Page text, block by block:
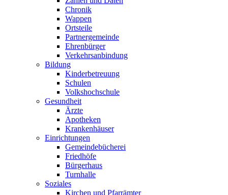
Chronik
Wappen
Ortsteile
Partnergemeinde
Ehrenbürger
Verkehrsanbindung
Bildung
Kinderbetreuung
Schulen
Volkshochschule
Gesundheit
Ärzte
Apotheken
Krankenhäuser
Einrichtungen
Gemeindebücherei
Friedhöfe
Bürgerhaus
Turnhalle
Soziales
Kirchen und Pfarrämter